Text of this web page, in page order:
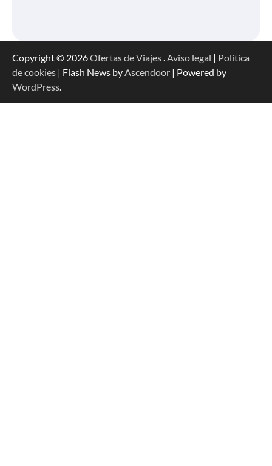
Copyright © 2026Ofertas de Viajes.Aviso legal | Política
de cookies | Flash News byAscendoor | Powered by
WordPress.